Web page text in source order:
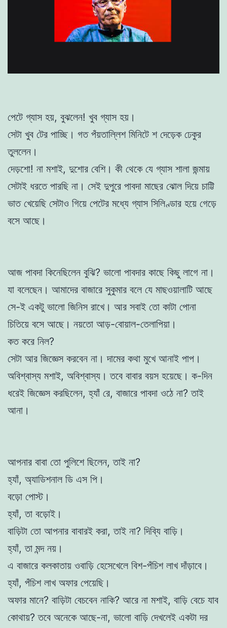
পেটে গ্যাস হয়, বুঝলেন! খুব গ্যাস হয়।
সেটা খুব টের পাচ্ছি। গত পঁয়তাল্লিশ মিনিটে শ দেড়েক ঢেকুর
তুললেন।
দেড়শো! না মশাই, দুশোর বেশি। কী থেকে যে গ্যাস শালা জন্মায়
সেটাই ধরতে পারছি না। সেই দুপুরে পাবদা মাছের ঝোল দিয়ে চাট্টি
ভাত খেয়েছি সেটাও গিয়ে পেটের মধ্যে গ্যাস সিলিণ্ডার হয়ে গেড়ে
বসে আছে।
আজ পাবদা কিনেছিলেন বুঝি? ভালো পাবদার কাছে কিছু লাগে না।
যা বলেছেন। আমাদের বাজারে সুকুমার বলে যে মাছওয়ালাটি আছে
সে-ই একটু ভালো জিনিস রাখে। আর সবাই তো কাটা পোনা
চিতিয়ে বসে আছে। নয়তো আড়-বোয়াল-তেলাপিয়া।
কত করে নিল?
সেটা আর জিজ্ঞেস করবেন না। দামের কথা মুখে আনাই পাপ।
অবিশ্বাস্য মশাই, অবিশ্বাস্য। তবে বাবার বয়স হয়েছে। ক-দিন
ধরেই জিজ্ঞেস করছিলেন, হ্যাঁ রে, বাজারে পাবদা ওঠে না? তাই
আনা।
আপনার বাবা তো পুলিশে ছিলেন, তাই না?
হ্যাঁ, অ্যাডিশনাল ডি এস পি।
বড়ো পোস্ট।
হ্যাঁ, তা বড়োই।
বাড়িটা তো আপনার বাবারই করা, তাই না? দিব্যি বাড়ি।
হ্যাঁ, তা মন্দ নয়।
এ বাজারে কলকাতায় ওবাড়ি হেসেখেলে বিশ-পঁচিশ লাখ দাঁড়াবে।
হ্যাঁ, পঁচিশ লাখ অফার পেয়েছি।
অফার মানে? বাড়িটা বেচবেন নাকি? আরে না মশাই, বাড়ি বেচে যাব
কোথায়? তবে অনেকে আছে-না, ভালো বাড়ি দেখলেই একটা দর